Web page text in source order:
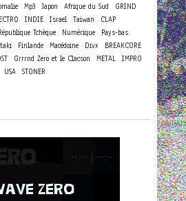
Mp3 Japon Afrique du Sud
GRIND
INDIE Israel Taiwan
CLAP
Tchèque Numérique
Pays-bas
Finlande Macédoine Divx
BREAKCORE
Grrrnd Zero et le Clacson METAL
IMPRO
USA STONER